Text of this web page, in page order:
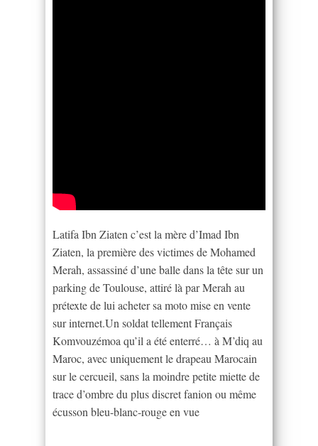
Latifa Ibn Ziaten c’est la mère d’Imad Ibn
Ziaten, la première des victimes de Mohamed
Merah, assassiné d’une balle dans la tête sur un
parking de Toulouse, attiré là par Merah au
prétexte de lui acheter sa moto mise en vente
sur internet.Un soldat tellement Français
Komvouzémoa qu’il a été enterré… à M’diq au
Maroc, avec uniquement le drapeau Marocain
sur le cercueil, sans la moindre petite miette de
trace d’ombre du plus discret fanion ou même
écusson bleu-blanc-rouge en vue